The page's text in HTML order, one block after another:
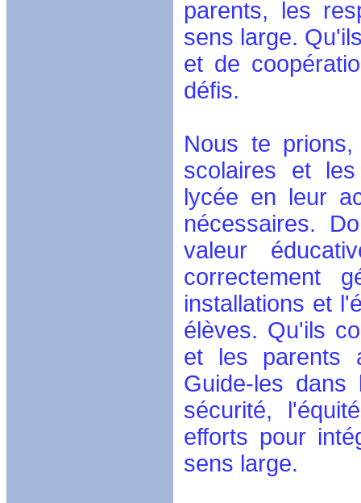
parents, les
sens large.
et de
défis.
Nous te
scolaires et
lycée en leur
nécessaires.
valeur
correctement
installations et
élèves. Qu'ils
et les parents
Guide-les dans
sécurité,
efforts pour
sens large.